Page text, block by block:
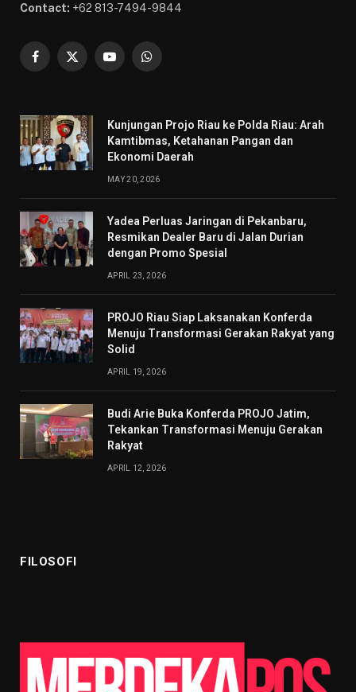
Contact: +62 813-7494-9844
Facebook
X
YouTubeWhatsApp
Kunjungan Projo Riau ke Polda Riau: Arah
Kamtibmas, Ketahanan Pangan dan
Ekonomi Daerah
MAY 20, 2026
Yadea Perluas Jaringan di Pekanbaru,
Resmikan Dealer Baru di Jalan Durian
dengan Promo Spesial
APRIL 23, 2026
PROJO Riau Siap Laksanakan Konferda
Menuju Transformasi Gerakan Rakyat yang
Solid
APRIL 19, 2026
Budi Arie Buka Konferda PROJO Jatim,
Tekankan Transformasi Menuju Gerakan
Rakyat
APRIL 12, 2026
FILOSOFI